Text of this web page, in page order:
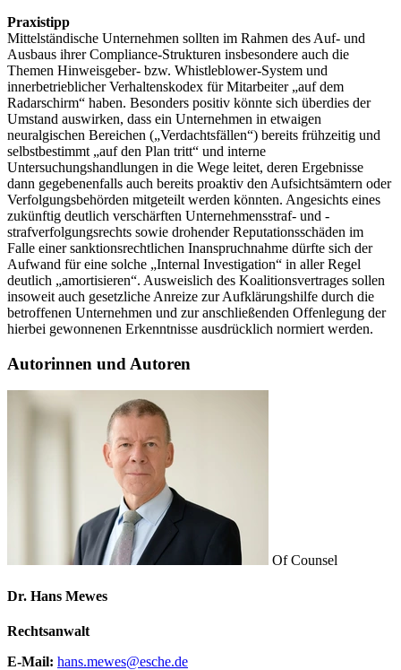
Praxistipp
Mittelständische Unternehmen sollten im Rahmen des Auf- und
Ausbaus ihrer Compliance-Strukturen insbesondere auch die
Themen Hinweisgeber- bzw. Whistleblower-System und
innerbetrieblicher Verhaltenskodex für Mitarbeiter „auf dem
Radarschirm“ haben. Besonders positiv könnte sich überdies der
Umstand auswirken, dass ein Unternehmen in etwaigen
neuralgischen Bereichen („Verdachtsfällen“) bereits frühzeitig und
selbstbestimmt „auf den Plan tritt“ und interne
Untersuchungshandlungen in die Wege leitet, deren Ergebnisse
dann gegebenenfalls auch bereits proaktiv den Aufsichtsämtern oder
Verfolgungsbehörden mitgeteilt werden könnten. Angesichts eines
zukünftig deutlich verschärften Unternehmensstraf- und -
strafverfolgungsrechts sowie drohender Reputationsschäden im
Falle einer sanktionsrechtlichen Inanspruchnahme dürfte sich der
Aufwand für eine solche „Internal Investigation“ in aller Regel
deutlich „amortisieren“. Ausweislich des Koalitionsvertrages sollen
insoweit auch gesetzliche Anreize zur Aufklärungshilfe durch die
betroffenen Unternehmen und zur anschließenden Offenlegung der
hierbei gewonnenen Erkenntnisse ausdrücklich normiert werden.
Autorinnen und Autoren
Of Counsel
Dr. Hans Mewes
Rechtsanwalt
E-Mail: hans.mewes@esche.de